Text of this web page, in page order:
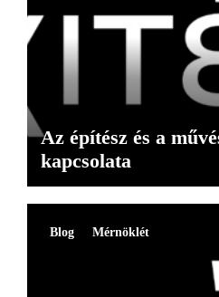
Az építész és a
kapcsolata
Blog Mérnöklét